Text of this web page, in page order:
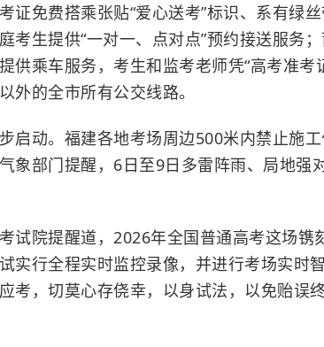
证免费搭乘张贴“爱心送考”标识、系有绿
考生提供“一对一、点对点”预约接送服务
供乘车服务，考生和监考老师凭“高考准考
外的全市所有公交线路。
动。福建各地考场周边500米内禁止施工
象部门提醒，6日至9日多雷阵雨、局地强
院提醒道，2026年全国普通高考这场镌
实行全程实时监控录像，并进行考场实时
考，切莫心存侥幸，以身试法，以免贻误